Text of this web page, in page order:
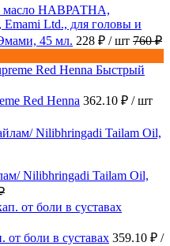
масло НАВРАТНА,
Ltd., для головы и
45 мл. 228 ₽ / шт 760 ₽
Быстрый
Red Henna 362.10 ₽ / шт
Nilibhringadi Tailam Oil,
боли в суставах 359.10 ₽ /